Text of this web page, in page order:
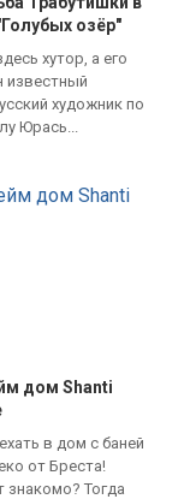
озёр"
хутор, а его
известный
художник по
Юрась...
дом Shanti
в дом с баней
от Бреста!
знакомо? Тогда